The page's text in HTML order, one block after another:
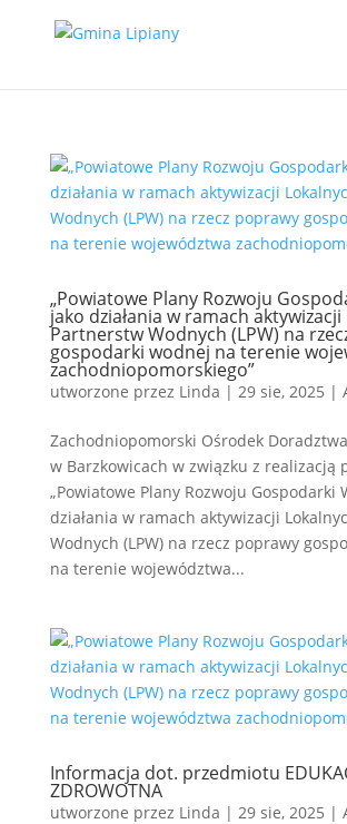
„Powiatowe Plany Rozwoju
jako działania w ramach
Partnerstw Wodnych (LPW) na
gospodarki wodnej na terenie
zachodniopomorskiego”
utworzone przez Linda | 29 sie, 2025 |
Zachodniopomorski Ośrodek
w Barzkowicach w związku z realizacją
„Powiatowe Plany Rozwoju Gospodarki
działania w ramach aktywizacji
Wodnych (LPW) na rzecz poprawy
na terenie województwa...
Informacja dot. przedmiotu
ZDROWOTNA
utworzone przez Linda | 29 sie, 2025 |